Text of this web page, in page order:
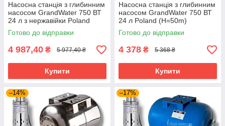
Насосна станція з глибинним
насосом GrandWater 750 ВТ
24 л з нержавійки Poland
(H=50m)
Готово до відправки
4 987,40 ₴ 5 977,40 ₴
Купити
Насосна станція з глибинним
насосом GrandWater 750 ВТ
24 л Poland (H=50m)
Готово до відправки
4 378 ₴ 5 368 ₴
Купити
–14% –17%